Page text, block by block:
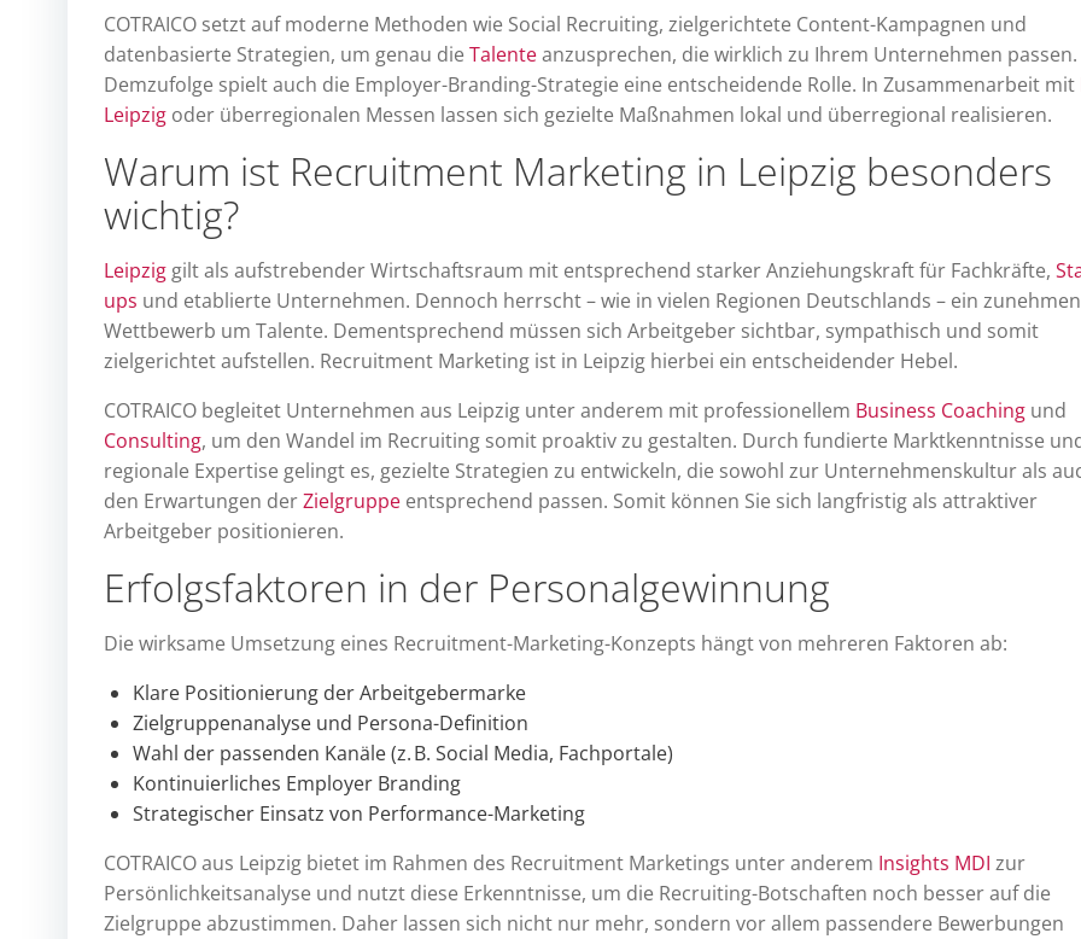
COTRAICO setzt auf moderne Methoden wie Social Recruiting, zielgerichtete Content-Kampagnen und
datenbasierte Strategien, um genau die Talenteanzusprechen, die wirklich zu Ihrem Unternehmen passen.
Demzufolge spielt auch die Employer-Branding-Strategie eine entscheidende Rolle. In Zusammenarbeit mit
Leipzig oder überregionalen Messen lassen sich gezielte Maßnahmen lokal und überregional realisieren.
Warum ist Recruitment Marketing in Leipzig besonders
wichtig?
Leipzig gilt als aufstrebender Wirtschaftsraum mit entsprechend starker Anziehungskraft für Fachkräfte,
ups und etablierte Unternehmen. Dennoch herrscht – wie in vielen Regionen Deutschlands – ein
Wettbewerb um Talente. Dementsprechend müssen sich Arbeitgeber sichtbar, sympathisch und somit
zielgerichtet aufstellen. Recruitment Marketing ist in Leipzig hierbei ein entscheidender Hebel.
COTRAICO begleitet Unternehmen aus Leipzig unter anderem mit professionellem Business Coaching und
Consulting, um den Wandel im Recruiting somit proaktiv zu gestalten. Durch fundierte Marktkenntnisse
regionale Expertise gelingt es, gezielte Strategien zu entwickeln, die sowohl zur Unternehmenskultur als
den Erwartungen derZielgruppe entsprechend passen. Somit können Sie sich langfristig als attraktiver
Arbeitgeber positionieren.
Erfolgsfaktoren in der Personalgewinnung
Die wirksame Umsetzung eines Recruitment-Marketing-Konzepts hängt von mehreren Faktoren ab:
Klare Positionierung der Arbeitgebermarke
Zielgruppenanalyse und Persona-Definition
Wahl der passenden Kanäle (z. B. Social Media, Fachportale)
Kontinuierliches Employer Branding
Strategischer Einsatz von Performance-Marketing
COTRAICO aus Leipzig bietet im Rahmen des Recruitment Marketings unter anderem Insights MDI zur
Persönlichkeitsanalyse und nutzt diese Erkenntnisse, um die Recruiting-Botschaften noch besser auf die
Zielgruppe abzustimmen. Daher lassen sich nicht nur mehr, sondern vor allem passendere Bewerbungen